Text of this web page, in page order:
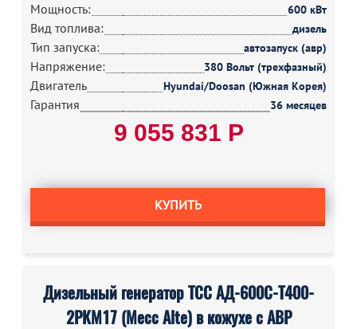
Мощность:
600 кВт
Вид топлива: дизель
Тип запуска: автозапуск (авр)
Напряжение: 380 Вольт (трехфазный)
Двигатель Hyundai/Doosan (Южная Корея)
Гарантия 36 месяцев
9 055 831 Р
КУПИТЬ
Дизельный генератор ТСС АД-600С-Т400-
2РКМ17 (Mecc Alte) в кожухе с АВР